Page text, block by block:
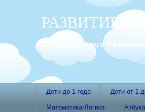
РАЗВИТИЕ
Все для раннего Развития
Дети до 1 года Дети от 1
Математика-Логика